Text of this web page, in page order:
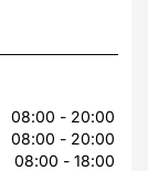
08:00 - 20:00
08:00 - 20:00
08:00 - 18:00